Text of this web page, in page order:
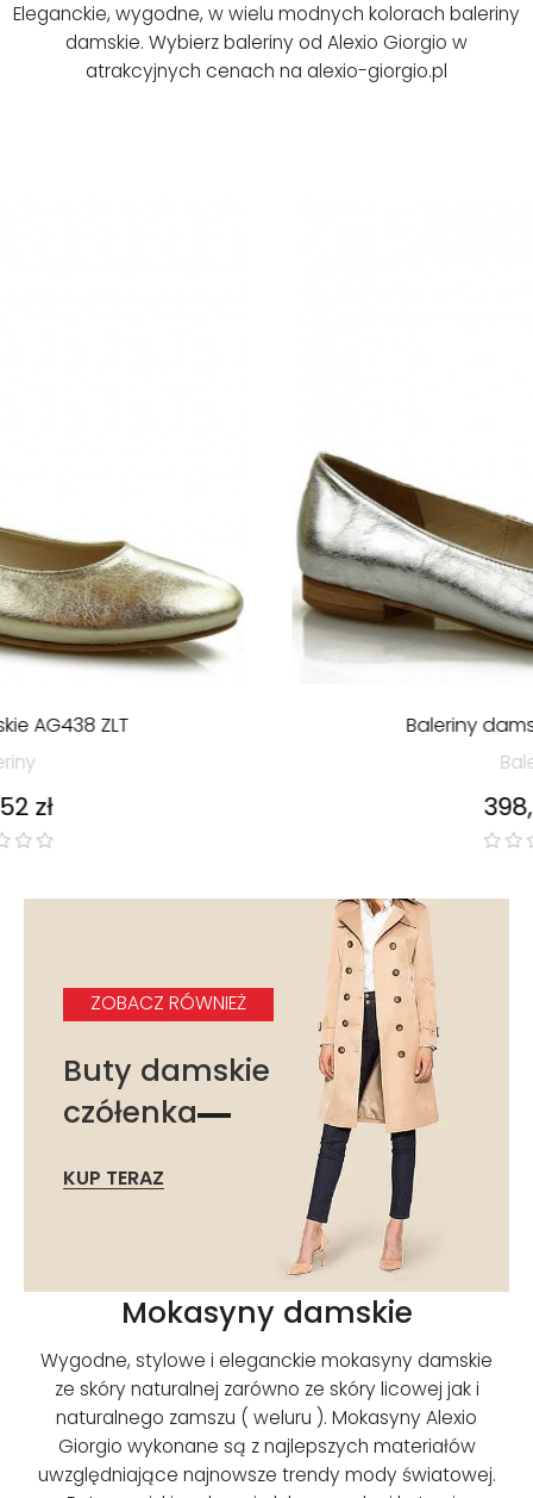
Eleganckie, wygodne, w wielu modnych kolorach baleriny
damskie. Wybierz baleriny od Alexio Giorgio w
atrakcyjnych cenach na alexio-giorgio.pl
ZOBACZ RÓWNIEŻ
Buty damskie
czółenka
KUP TERAZ
Mokasyny damskie
Wygodne, stylowe i eleganckie mokasyny damskie
ze skóry naturalnej zarówno ze skóry licowej jak i
naturalnego zamszu ( weluru ). Mokasyny Alexio
Giorgio wykonane są z najlepszych materiałów
uwzględniające najnowsze trendy mody światowej.